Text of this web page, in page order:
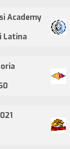
Academy
Latina